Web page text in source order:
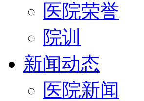
医院荣誉
院训
新闻动态
医院新闻